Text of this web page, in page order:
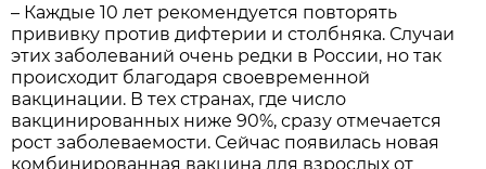
– Каждые 10 лет рекомендуется повторять
прививку против дифтерии и столбняка. Случаи
этих заболеваний очень редки в России, но так
происходит благодаря своевременной
вакцинации. В тех странах, где число
вакцинированных ниже 90%, сразу отмечается
рост заболеваемости. Сейчас появилась новая
комбинированная вакцина для взрослых от